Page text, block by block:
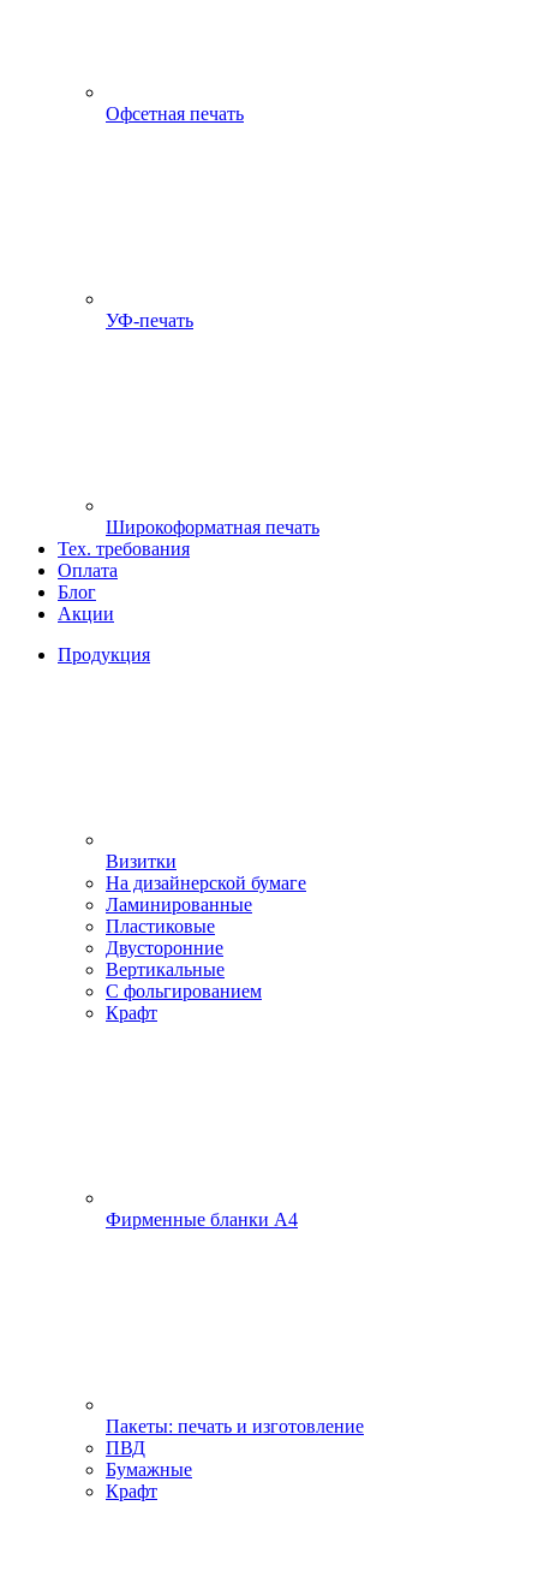
Офсетная печать
УФ-печать
Широкоформатная печать
Тех. требования
Оплата
Блог
Акции
Продукция
Визитки
На дизайнерской бумаге
Ламинированные
Пластиковые
Двусторонние
Вертикальные
С фольгированием
Крафт
Фирменные бланки А4
Пакеты: печать и изготовление
ПВД
Бумажные
Крафт